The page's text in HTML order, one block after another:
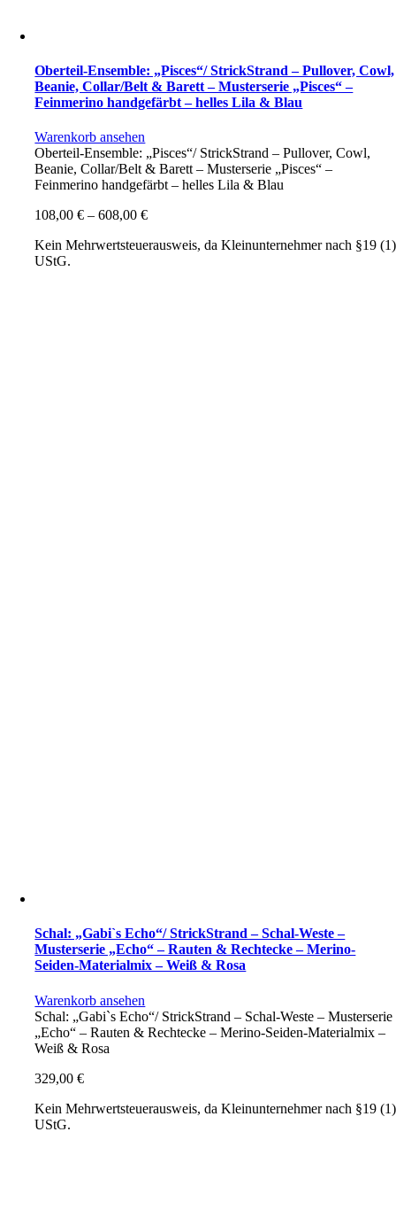
Oberteil-Ensemble: „Pisces“/ StrickStrand – Pullover, Cowl,
Beanie, Collar/Belt & Barett – Musterserie „Pisces“ –
Feinmerino handgefärbt – helles Lila & Blau
Warenkorb ansehen
Oberteil-Ensemble: „Pisces“/ StrickStrand – Pullover, Cowl,
Beanie, Collar/Belt & Barett – Musterserie „Pisces“ –
Feinmerino handgefärbt – helles Lila & Blau
108,00€ –608,00€
Kein Mehrwertsteuerausweis, da Kleinunternehmer nach §19 (1)
UStG.
Schal: „Gabi`s Echo“/ StrickStrand – Schal-Weste –
Musterserie „Echo“ – Rauten & Rechtecke – Merino-
Seiden-Materialmix – Weiß & Rosa
Warenkorb ansehen
Schal: „Gabi`s Echo“/ StrickStrand – Schal-Weste – Musterserie
„Echo“ – Rauten & Rechtecke – Merino-Seiden-Materialmix –
Weiß & Rosa
329,00€
Kein Mehrwertsteuerausweis, da Kleinunternehmer nach §19 (1)
UStG.